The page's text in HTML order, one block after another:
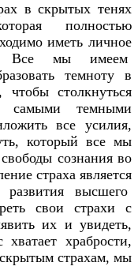
в скрытых тенях
полностью
иметь личное
Все мы имеем
темноту в
столкнуться
самыми темными
все усилия,
который все мы
сознания во
страха является
высшего
свои страхи с
их и увидеть,
храбрости,
страхам, мы